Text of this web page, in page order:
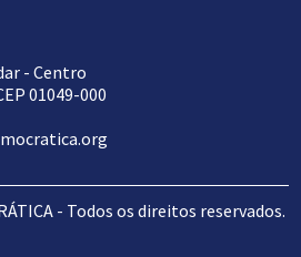
- Centro
01049-000
- Todos os direitos reservados.